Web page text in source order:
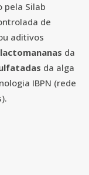
pela Silab
de
aditivos
da
da alga
IBPN (rede